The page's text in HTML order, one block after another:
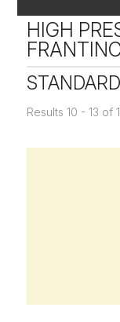
HIGH
Results 10 - 13 of